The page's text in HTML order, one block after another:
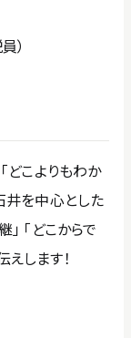
）
どこよりもわか
井を中心とした
「どこからで
します！